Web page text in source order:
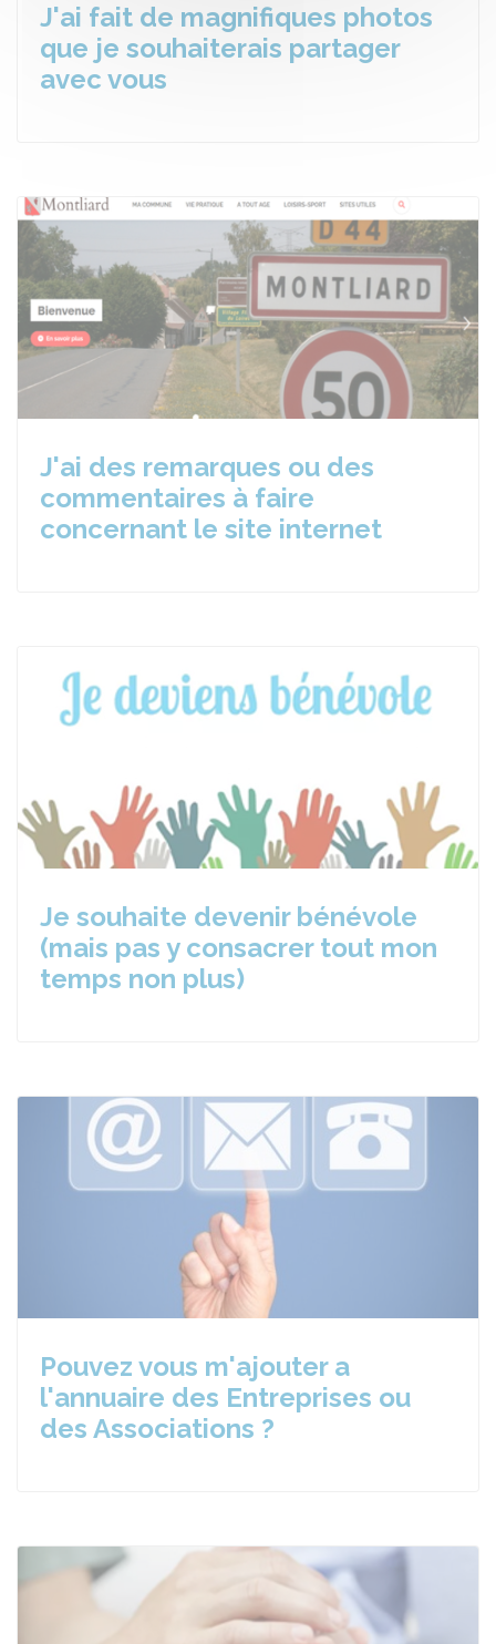
J'ai fait de magnifiques photos
que je souhaiterais partager
avec vous
J'ai des remarques ou des
commentaires à faire
concernant le site internet
Je souhaite devenir bénévole
(mais pas y consacrer tout mon
temps non plus)
Pouvez vous m'ajouter a
l'annuaire des Entreprises ou
des Associations ?